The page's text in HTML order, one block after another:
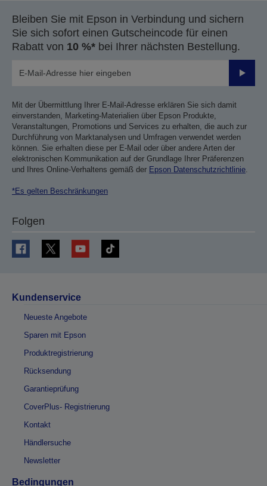
Bleiben Sie mit Epson in Verbindung und sichern
Sie sich sofort einen Gutscheincode für einen
Rabatt von 10 %* bei Ihrer nächsten Bestellung.
Mit der Übermittlung Ihrer E-Mail-Adresse erklären Sie sich damit
einverstanden, Marketing-Materialien über Epson Produkte,
Veranstaltungen, Promotions und Services zu erhalten, die auch zur
Durchführung von Marktanalysen und Umfragen verwendet werden
können. Sie erhalten diese per E-Mail oder über andere Arten der
elektronischen Kommunikation auf der Grundlage Ihrer Präferenzen
und Ihres Online-Verhaltens gemäß der Epson Datenschutzrichtlinie.
*Es gelten Beschränkungen
Folgen
Kundenservice
Neueste Angebote
Sparen mit Epson
Produktregistrierung
Rücksendung
Garantieprüfung
CoverPlus- Registrierung
Kontakt
Händlersuche
Newsletter
Bedingungen